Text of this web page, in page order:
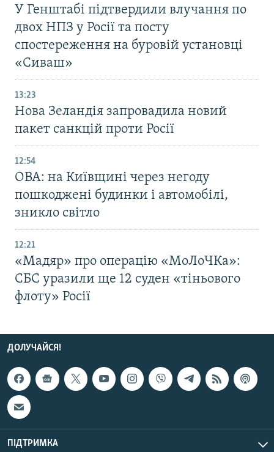
У Генштабі підтвердили влучання по
двох НПЗ у Росії та посту
спостереження на буровій установці
«Сиваш»
13:23
Нова Зеландія запровадила новий
пакет санкцій проти Росії
12:54
ОВА: на Київщині через негоду
пошкоджені будинки і автомобілі,
зникло світло
12:21
«Мадяр» про операцію «МоЛоЧКа»:
СБС уразили ще 12 суден «тіньового
флоту» Росії
ДОЛУЧАЙСЯ!
ПІДТРИМКА